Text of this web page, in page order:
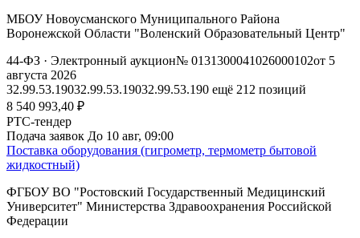
МБОУ Новоусманского Муниципального Района
Воронежской Области "Воленский Образовательный Центр"
44-ФЗ · Электронный аукцион№ 0131300041026000102от 5
августа 2026
32.99.53.19032.99.53.19032.99.53.190 ещё 212 позиций
8 540 993,40 ₽
РТС-тендер
Подача заявок До 10 авг, 09:00
Поставка оборудования (гигрометр, термометр бытовой
жидкостный)
ФГБОУ ВО "Ростовский Государственный Медицинский
Университет" Министерства Здравоохранения Российской
Федерации